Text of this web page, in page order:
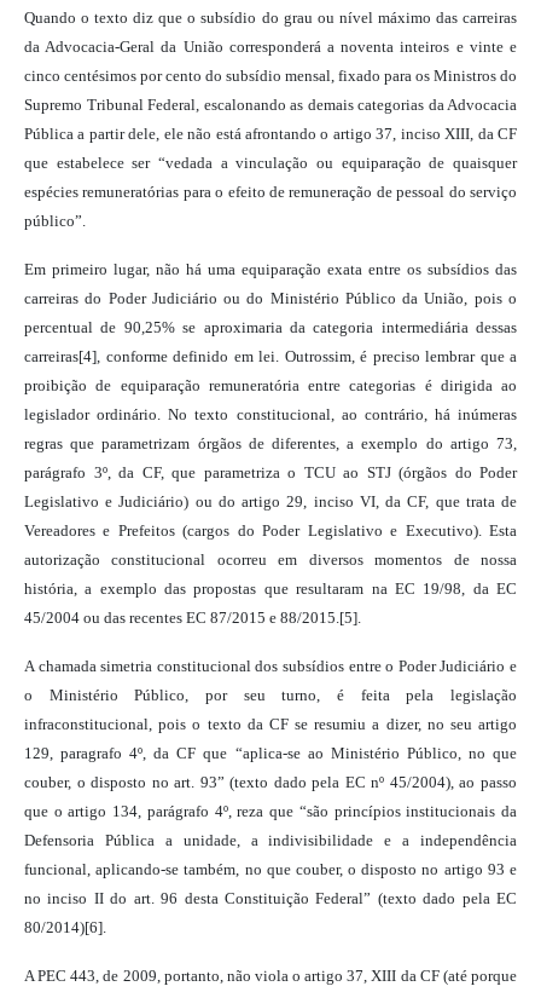
Quando o texto diz que o subsídio do grau ou nível máximo das carreiras
da Advocacia-Geral da União corresponderá a noventa inteiros e vinte e
cinco centésimos por cento do subsídio mensal, fixado para os Ministros do
Supremo Tribunal Federal, escalonando as demais categorias da Advocacia
Pública a partir dele, ele não está afrontando o artigo 37, inciso XIII, da CF
que estabelece ser “vedada a vinculação ou equiparação de quaisquer
espécies remuneratórias para o efeito de remuneração de pessoal do serviço
público”.
Em primeiro lugar, não há uma equiparação exata entre os subsídios das
carreiras do Poder Judiciário ou do Ministério Público da União, pois o
percentual de 90,25% se aproximaria da categoria intermediária dessas
carreiras[4], conforme definido em lei. Outrossim, é preciso lembrar que a
proibição de equiparação remuneratória entre categorias é dirigida ao
legislador ordinário. No texto constitucional, ao contrário, há inúmeras
regras que parametrizam órgãos de diferentes, a exemplo do artigo 73,
parágrafo 3º, da CF, que parametriza o TCU ao STJ (órgãos do Poder
Legislativo e Judiciário) ou do artigo 29, inciso VI, da CF, que trata de
Vereadores e Prefeitos (cargos do Poder Legislativo e Executivo). Esta
autorização constitucional ocorreu em diversos momentos de nossa
história, a exemplo das propostas que resultaram na EC 19/98, da EC
45/2004 ou das recentes EC 87/2015 e 88/2015.[5].
A chamada simetria constitucional dos subsídios entre o Poder Judiciário e
o Ministério Público, por seu turno, é feita pela legislação
infraconstitucional, pois o texto da CF se resumiu a dizer, no seu artigo
129, paragrafo 4º, da CF que “aplica-se ao Ministério Público, no que
couber, o disposto no art. 93” (texto dado pela EC nº 45/2004), ao passo
que o artigo 134, parágrafo 4º, reza que “são princípios institucionais da
Defensoria Pública a unidade, a indivisibilidade e a independência
funcional, aplicando-se também, no que couber, o disposto no artigo 93 e
no inciso II do art. 96 desta Constituição Federal” (texto dado pela EC
80/2014)[6].
A PEC 443, de 2009, portanto, não viola o artigo 37, XIII da CF (até porque